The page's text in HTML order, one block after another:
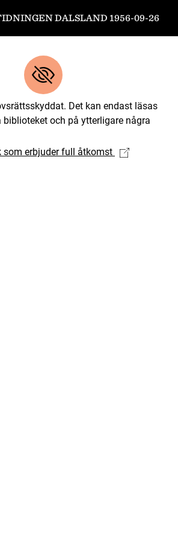
DALSLAND 1956-09-26
Det kan endast läsas
och på ytterligare några
som erbjuder full åtkomst